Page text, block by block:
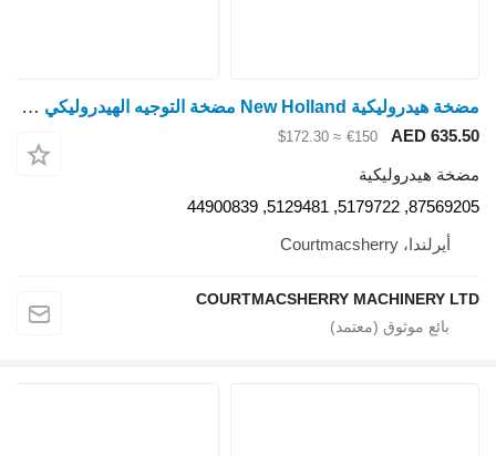
مضخة هيدروليكية New Holland مضخة التوجيه الهيدروليكي لجرار فيات 980 مع خزان 51 87569205 لـ جرار بعجلات Ford 3830, 4030, 4230, 4430
AED 635.50
€150
≈ $172.30
مضخة هيدروليكية
87569205, 5179722, 5129481, 44900839
أيرلندا، Courtmacsherry
COURTMACSHERRY MACHINERY LTD